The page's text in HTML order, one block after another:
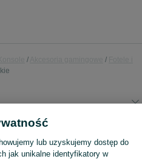
lub uzyskujemy dostęp do
jak unikalne identyfikatory w